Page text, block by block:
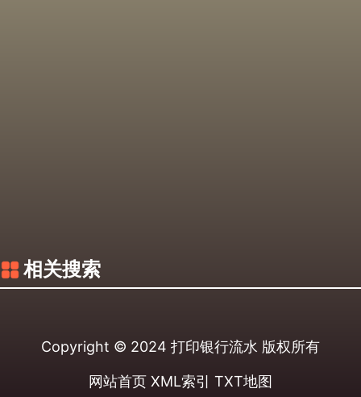
相关搜索
Copyright © 2024 打印银行流水 版权所有
网站首页 XML索引 TXT地图